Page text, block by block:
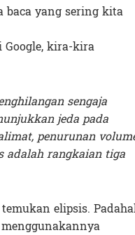
baca yang sering kita
kira-kira
sengaja
jeda pada
penurunan
adalah rangkaian tiga
elipsis.